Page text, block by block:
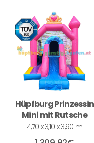
Hüpfburg Prinzessin
Mini mit Rutsche
4,70 x 3,10 x 3,90 m